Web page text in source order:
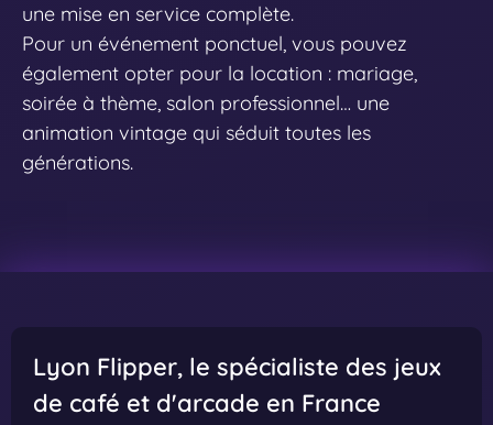
une mise en service complète.
Pour un événement ponctuel, vous pouvez
également opter pour la location : mariage,
soirée à thème, salon professionnel… une
animation vintage qui séduit toutes les
générations.
Lyon Flipper, le spécialiste des jeux
de café et d'arcade en France